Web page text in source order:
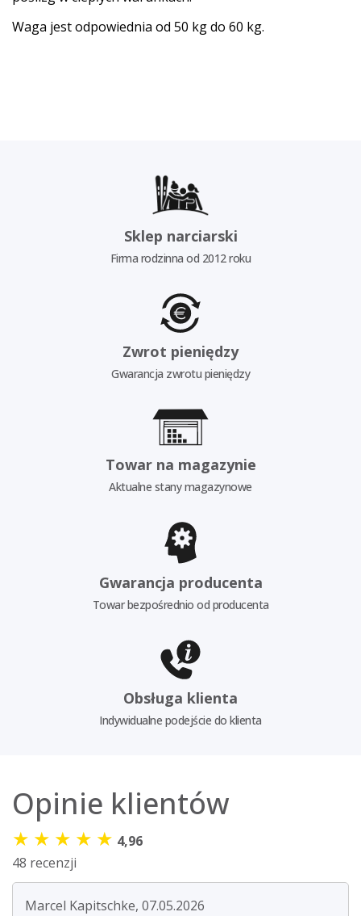
Waga jest odpowiednia od 50 kg do 60 kg.
Sklep narciarski
Firma rodzinna od 2012 roku
Zwrot pieniędzy
Gwarancja zwrotu pieniędzy
Towar na magazynie
Aktualne stany magazynowe
Gwarancja producenta
Towar bezpośrednio od producenta
Obsługa klienta
Indywidualne podejście do klienta
Opinie klientów
★ ★ ★ ★ ★ 4,96
48 recenzji
Marcel Kapitschke, 07.05.2026